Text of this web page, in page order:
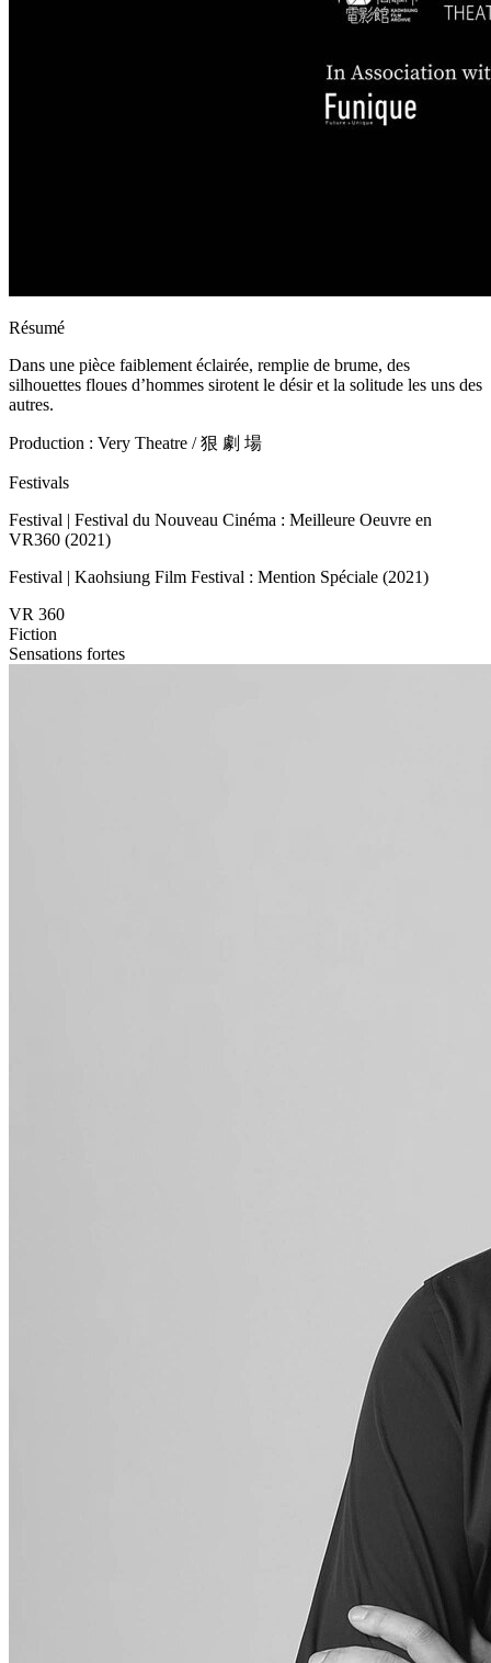
Résumé
Dans une pièce faiblement éclairée, remplie de brume, des
silhouettes floues d’hommes sirotent le désir et la solitude les uns des
autres.
Production : Very Theatre / 狠 劇 場
Festivals
Festival | Festival du Nouveau Cinéma : Meilleure Oeuvre en
VR360 (2021)
Festival | Kaohsiung Film Festival : Mention Spéciale (2021)
VR 360
Fiction
Sensations fortes